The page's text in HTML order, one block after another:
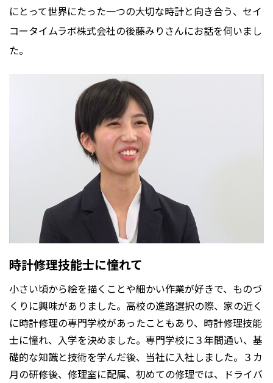
にとって世界にたった一つの大切な時計と向き合う、セイ
コータイムラボ株式会社の後藤みりさんにお話を伺いまし
た。
時計修理技能士に憧れて
小さい頃から絵を描くことや細かい作業が好きで、ものづ
くりに興味がありました。高校の進路選択の際、家の近く
に時計修理の専門学校があったこともあり、時計修理技能
士に憧れ、入学を決めました。専門学校に３年間通い、基
礎的な知識と技術を学んだ後、当社に入社しました。３カ
月の研修後、修理室に配属、初めての修理では、ドライバ